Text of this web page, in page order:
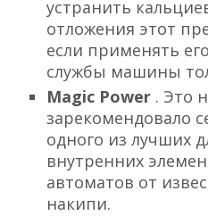
устранить
отложения этот
если применять
службы машины
Magic Power . Это
зарекомендовало
одного из лучших
внутренних
автоматов от
накипи.